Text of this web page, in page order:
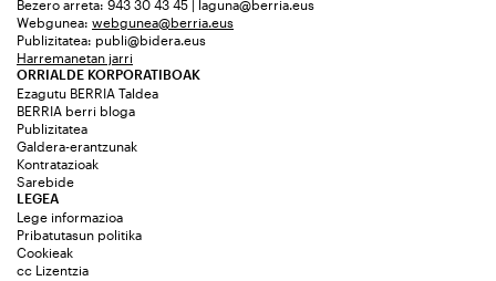
Bezero arreta: 943 30 43 45 | laguna@berria.eus
Webgunea: webgunea@berria.eus
Publizitatea: publi@bidera.eus
Harremanetan jarri
ORRIALDE KORPORATIBOAK
Ezagutu BERRIA Taldea
BERRIA berri bloga
Publizitatea
Galdera-erantzunak
Kontratazioak
Sarebide
LEGEA
Lege informazioa
Pribatutasun politika
Cookieak
cc Lizentzia